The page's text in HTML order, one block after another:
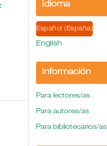
Idioma
Español (España)
English
Información
Para lectores/as
Para autores/as
Para bibliotecarios/as